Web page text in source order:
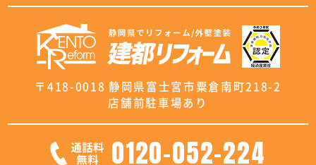
〒418-0018 静岡県富士宮市粟倉南町218-2
店舗前駐車場あり
0120-052-224